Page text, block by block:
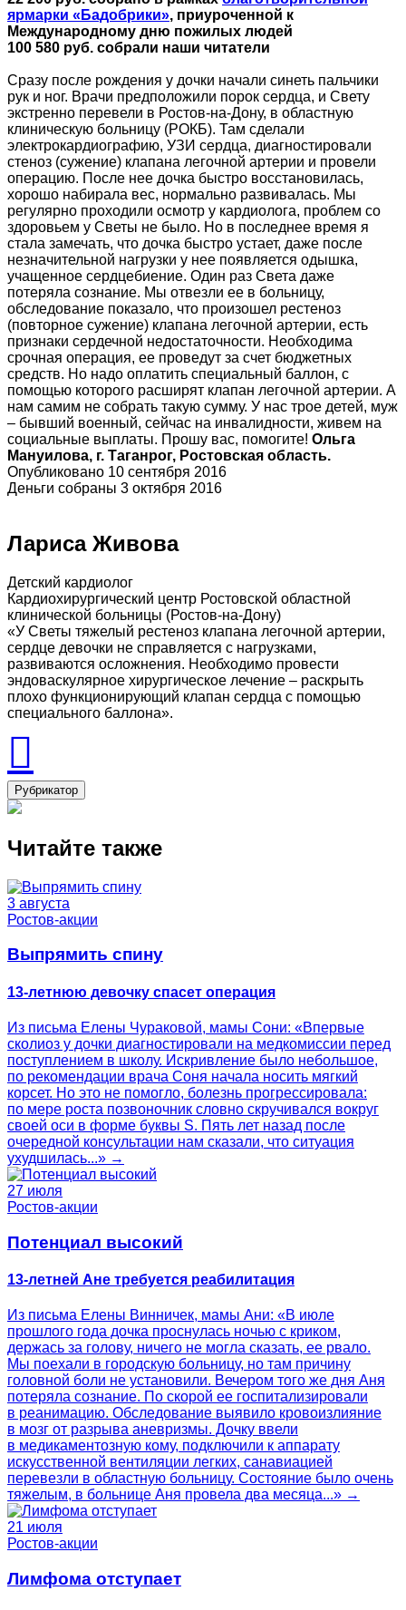
ярмарки «Бадобрики», приуроченной к
Международному дню пожилых людей
100 580 руб. собрали наши читатели
Сразу после рождения у дочки начали синеть пальчики
рук и ног. Врачи предположили порок сердца, и Свету
экстренно перевели в Ростов-на-Дону, в областную
клиническую больницу (РОКБ). Там сделали
электрокардиографию, УЗИ сердца, диагностировали
стеноз (сужение) клапана легочной артерии и провели
операцию. После нее дочка быстро восстановилась,
хорошо набирала вес, нормально развивалась. Мы
регулярно проходили осмотр у кардиолога, проблем со
здоровьем у Светы не было. Но в последнее время я
стала замечать, что дочка быстро устает, даже после
незначительной нагрузки у нее появляется одышка,
учащенное сердцебиение. Один раз Света даже
потеряла сознание. Мы отвезли ее в больницу,
обследование показало, что произошел рестеноз
(повторное сужение) клапана легочной артерии, есть
признаки сердечной недостаточности. Необходима
срочная операция, ее проведут за счет бюджетных
средств. Но надо оплатить специальный баллон, с
помощью которого расширят клапан легочной артерии. А
нам самим не собрать такую сумму. У нас трое детей, муж
– бывший военный, сейчас на инвалидности, живем на
социальные выплаты. Прошу вас, помогите! Ольга
Мануилова, г. Таганрог, Ростовская область.
Опубликовано 10 сентября 2016
Деньги собраны 3 октября 2016
Лариса Живова
Детский кардиолог
Кардиохирургический центр Ростовской областной
клинической больницы (Ростов-на-Дону)
«У Светы тяжелый рестеноз клапана легочной артерии,
сердце девочки не справляется с нагрузками,
развиваются осложнения. Необходимо провести
эндоваскулярное хирургическое лечение – раскрыть
плохо функционирующий клапан сердца с помощью
специального баллона».
Рубрикатор
Читайте также
3 августа
Ростов-акции
Выпрямить спину
13-летнюю девочку спасет операция
Из письма Елены Чураковой, мамы Сони: «Впервые
сколиоз у дочки диагностировали на медкомиссии перед
поступлением в школу. Искривление было небольшое,
по рекомендации врача Соня начала носить мягкий
корсет. Но это не помогло, болезнь прогрессировала:
по мере роста позвоночник словно скручивался вокруг
своей оси в форме буквы S. Пять лет назад после
очередной консультации нам сказали, что ситуация
ухудшилась...» →
27 июля
Ростов-акции
Потенциал высокий
13-летней Ане требуется реабилитация
Из письма Елены Винничек, мамы Ани: «В июле
прошлого года дочка проснулась ночью с криком,
держась за голову, ничего не могла сказать, ее рвало.
Мы поехали в городскую больницу, но там причину
головной боли не установили. Вечером того же дня Аня
потеряла сознание. По скорой ее госпитализировали
в реанимацию. Обследование выявило кровоизлияние
в мозг от разрыва аневризмы. Дочку ввели
в медикаментозную кому, подключили к аппарату
искусственной вентиляции легких, санавиацией
перевезли в областную больницу. Состояние было очень
тяжелым, в больнице Аня провела два месяца...» →
21 июля
Ростов-акции
Лимфома отступает